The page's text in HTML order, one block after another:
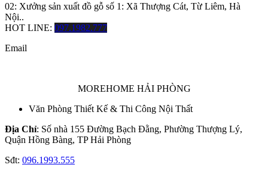
02: Xưởng sản xuất đồ gỗ số 1: Xã Thượng Cát, Từ Liêm, Hà
Nội..
HOT LINE: 097.1982.777
Email
MOREHOME HẢI PHÒNG
Văn Phòng Thiết Kế & Thi Công Nội Thất
Địa Chỉ: Số nhà 155 Đường Bạch Đằng, Phường Thượng Lý,
Quận Hồng Bàng, TP Hải Phòng
Sđt: 096.1993.555